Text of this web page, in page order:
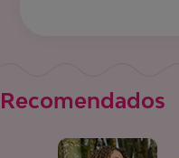
Recomendados